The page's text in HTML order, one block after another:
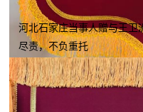
河北石家庄当事人赠与王卫
尽责，不负重托